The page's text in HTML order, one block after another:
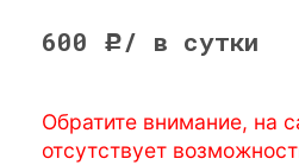
600 Р / в сутки
Обратите внимание, на
отсутствует